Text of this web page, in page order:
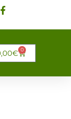
€ 0
CARRITO